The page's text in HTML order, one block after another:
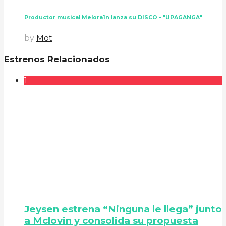
Productor musical Melora1n lanza su DISCO - "UPAGANGA"
by Mot
Estrenos Relacionados
1
Jeysen estrena “Ninguna le llega” junto
a Mclovin y consolida su propuesta